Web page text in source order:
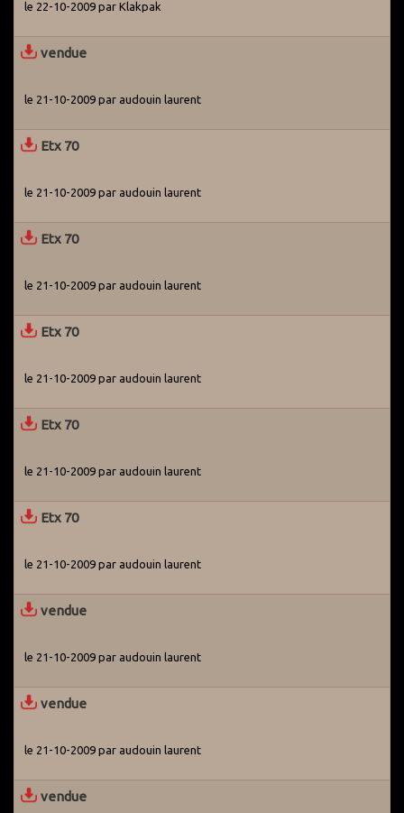
le 22-10-2009 par Klakpak
vendue
le 21-10-2009 par audouin laurent
Etx 70
le 21-10-2009 par audouin laurent
Etx 70
le 21-10-2009 par audouin laurent
Etx 70
le 21-10-2009 par audouin laurent
Etx 70
le 21-10-2009 par audouin laurent
Etx 70
le 21-10-2009 par audouin laurent
vendue
le 21-10-2009 par audouin laurent
vendue
le 21-10-2009 par audouin laurent
vendue